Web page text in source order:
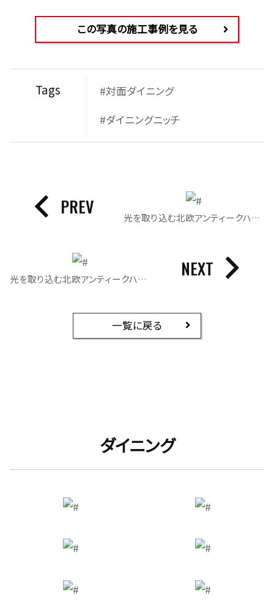
この写真の施工事例を見る
Tags
#対面ダイニング
#ダイニングニッチ
光を取り込む北欧アンティークハウス｜リビング
PREV
光を取り込む北欧アンティークハウス｜キッチン NEXT
一覧に戻る
ダイニング